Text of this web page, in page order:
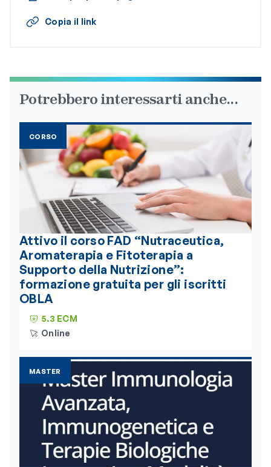
Copia il link
Potrebbero interessarti anche...
CORSO
Attivo il corso FAD “Nutraceutica,
Aromaterapia e Fitoterapia a
Supporto della Nutrizione”:
formazione gratuita per gli iscritti
OBLA
5.3 ECM
Online
MASTER